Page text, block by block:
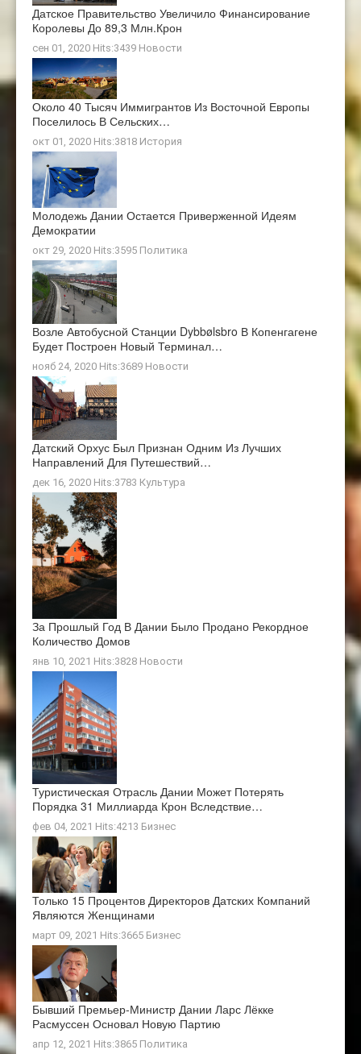
Датское Правительство Увеличило Финансирование
Королевы До 89,3 Млн.крон
сен 01, 2020 Hits:3439 Новости
Около 40 Тысяч Иммигрантов Из Восточной Европы
Поселилось В Сельских…
окт 01, 2020 Hits:3818 История
Молодежь Дании Остается Приверженной Идеям
Демократии
окт 29, 2020 Hits:3595 Политика
Возле Автобусной Станции Dybbølsbro В Копенгагене
Будет Построен Новый Терминал…
нояб 24, 2020 Hits:3689 Новости
Датский Орхус Был Признан Одним Из Лучших
Направлений Для Путешествий…
дек 16, 2020 Hits:3783 Культура
За Прошлый Год В Дании Было Продано Рекордное
Количество Домов
янв 10, 2021 Hits:3828 Новости
Туристическая Отрасль Дании Может Потерять
Порядка 31 Миллиарда Крон Вследствие…
фев 04, 2021 Hits:4213 Бизнес
Только 15 Процентов Директоров Датских Компаний
Являются Женщинами
март 09, 2021 Hits:3665 Бизнес
Бывший Премьер-Министр Дании Ларс Лёкке
Расмуссен Основал Новую Партию
апр 12, 2021 Hits:3865 Политика